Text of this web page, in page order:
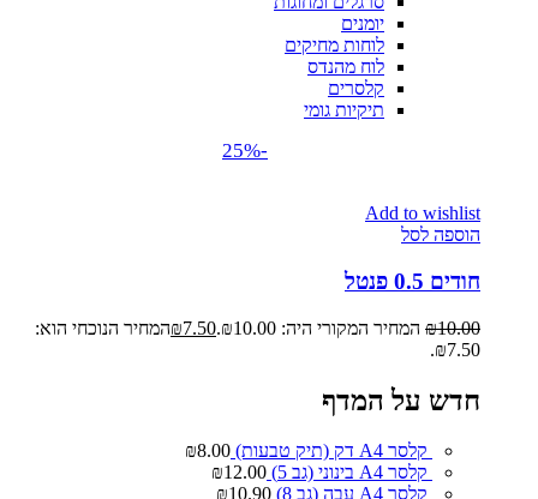
יומנים
לוחות מחיקים
לוח מהנדס
קלסרים
תיקיות גומי
-25%
Add to wishlist
הוספה לסל
חודים 0.5 פנטל
₪10.00 המחיר המקורי היה: ₪10.00. ₪7.50
המחיר הנוכחי הוא:
₪7.50.
חדש על המדף
קלסר A4 דק (תיק טבעות) ₪8.00
קלסר A4 בינוני (גב 5)
₪12.00
קלסר A4 עבה (גב 8)
₪10.90